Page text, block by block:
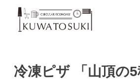
冷凍ピザ 「山頂の